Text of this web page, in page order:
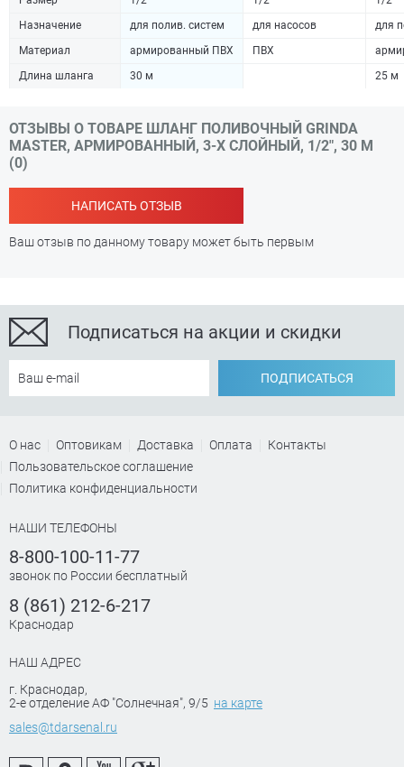
Назначение
для полив. систем для насосов
для
Материал
армированный ПВХ ПВХ
Длина шланга
30 м 25 м
ОТЗЫВЫ О ТОВАРЕ ШЛАНГ ПОЛИВОЧНЫЙ GRINDA
MASTER, АРМИРОВАННЫЙ, 3-Х СЛОЙНЫЙ, 1/2", 30 М
(0)
НАПИСАТЬ ОТЗЫВ
Ваш отзыв по данному товару может быть первым
Подписаться на акции и скидки
ПОДПИСАТЬСЯ
О нас Оптовикам Доставка Оплата
Контакты
Пользовательское соглашение
Политика конфиденциальности
НАШИ ТЕЛЕФОНЫ
8-800-100-11-77
звонок по России бесплатный
8 (861) 212-6-217
Краснодар
НАШ АДРЕС
г. Краснодар,
2-е отделение АФ "Солнечная", 9/5 на карте
sales@tdarsenal.ru